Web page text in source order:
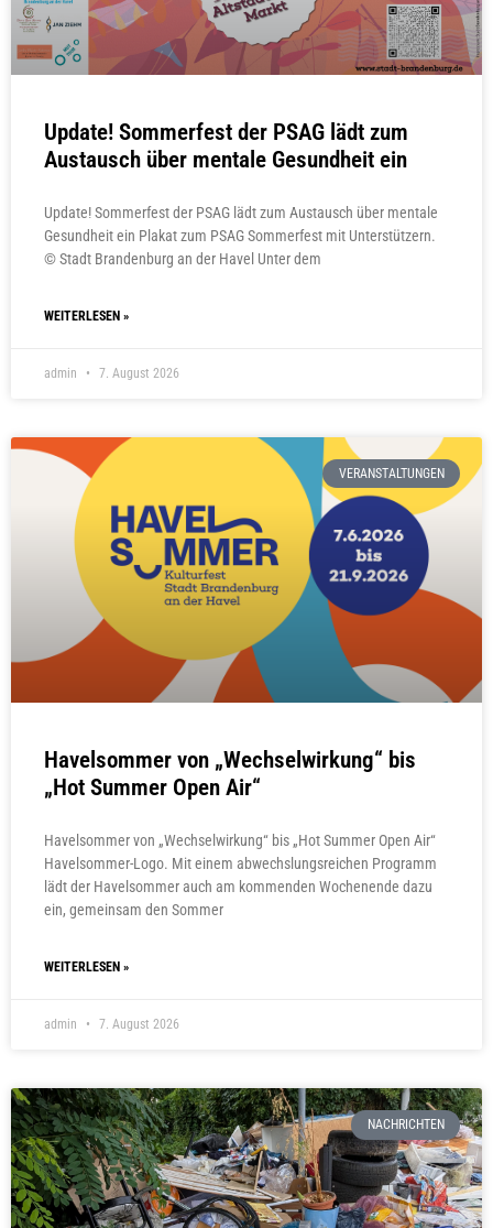
Update! Sommerfest der PSAG lädt zum
Austausch über mentale Gesundheit ein
Update! Sommerfest der PSAG lädt zum Austausch über mentale
Gesundheit ein Plakat zum PSAG Sommerfest mit Unterstützern.
© Stadt Brandenburg an der Havel Unter dem
WEITERLESEN »
admin 7. August 2026
VERANSTALTUNGEN
Havelsommer von „Wechselwirkung“ bis
„Hot Summer Open Air“
Havelsommer von „Wechselwirkung“ bis „Hot Summer Open Air“
Havelsommer-Logo. Mit einem abwechslungsreichen Programm
lädt der Havelsommer auch am kommenden Wochenende dazu
ein, gemeinsam den Sommer
WEITERLESEN »
admin 7. August 2026
NACHRICHTEN